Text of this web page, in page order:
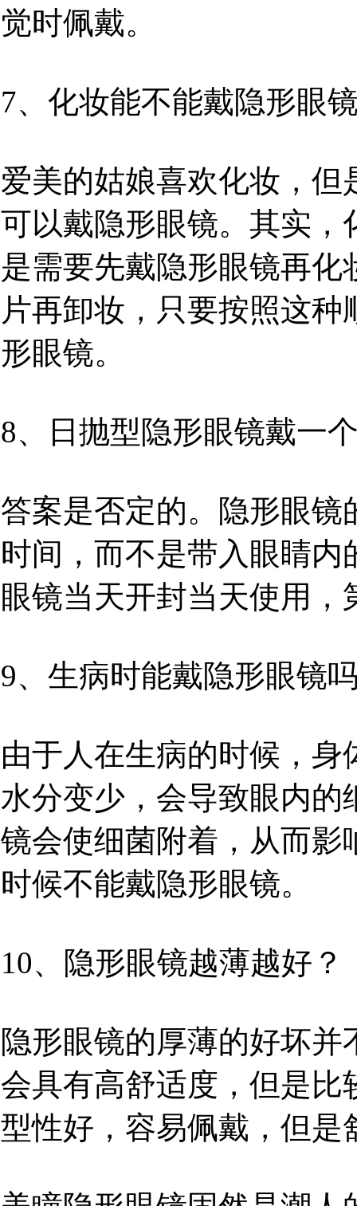
觉时佩戴。
7、化妆能不能戴隐形眼
爱美的姑娘喜欢化妆，
可以戴隐形眼镜。其实
是需要先戴隐形眼镜再
片再卸妆，只要按照这
形眼镜。
8、日抛型隐形眼镜戴一
答案是否定的。隐形眼
时间，而不是带入眼睛
眼镜当天开封当天使用
9、生病时能戴隐形眼镜
由于人在生病的时候，
水分变少，会导致眼内
镜会使细菌附着，从而
时候不能戴隐形眼镜。
10、隐形眼镜越薄越好？
隐形眼镜的厚薄的好坏
会具有高舒适度，但是
型性好，容易佩戴，但是